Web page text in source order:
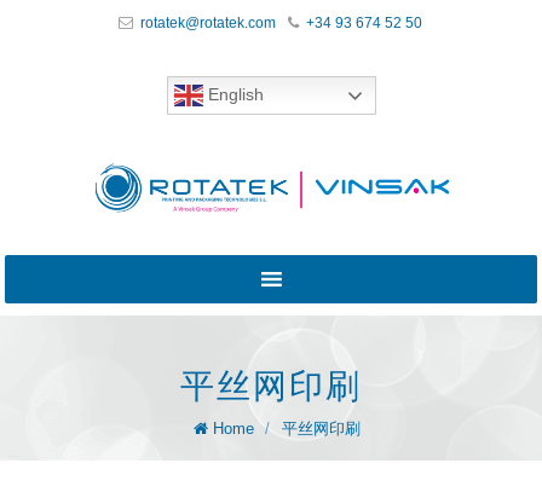
rotatek@rotatek.com +34 93 674 52 50
English
平丝网印刷
Home / 平丝网印刷